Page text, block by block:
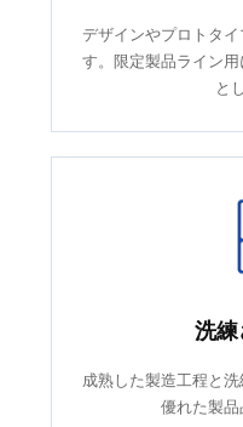
デザインやプロトタ
す。限定製品ライン
と
洗
成熟した製造工程と
優れた製品